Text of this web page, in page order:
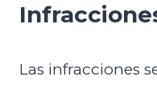
Las infracciones